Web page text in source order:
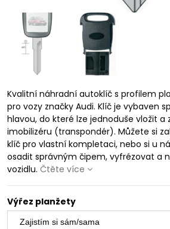
Kvalitní náhradní autoklíč s profilem
pro vozy značky Audi. Klíč je vybaven
hlavou, do které lze jednoduše vložit a
imobilizéru (transpondér). Můžete si
klíč pro vlastní kompletaci, nebo si u
osadit správným čipem, vyfrézovat a
vozidlu. Čtěte více
Výřez planžety